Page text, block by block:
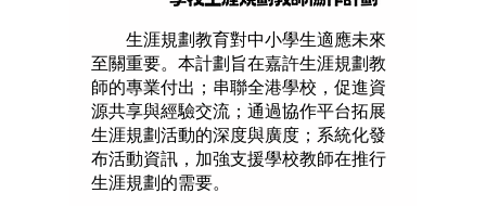
生涯規劃教育對中小學生適應未來
至關重要。本計劃旨在嘉許生涯規劃教
師的專業付出；串聯全港學校，促進資
源共享與經驗交流；通過協作平台拓展
生涯規劃活動的深度與廣度；系統化發
布活動資訊，加強支援學校教師在推行
生涯規劃的需要。